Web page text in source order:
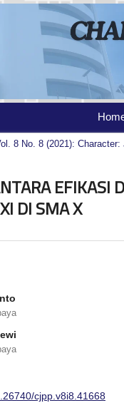
8 No. 8 (2021):
EFIKASI
DI SMA X
cjpp.v8i8.41668